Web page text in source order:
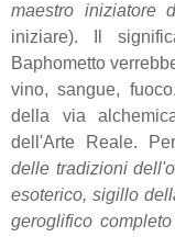
maestro iniziatore
iniziare). Il
Baphometto
vino, sangue,
della via
dell'Arte Reale.
delle tradizioni
esoterico, sigillo
geroglifico